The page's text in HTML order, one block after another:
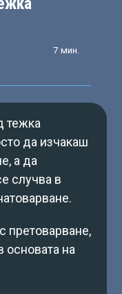
7 мин.
тежка
да изчакаш
а да
случва в
претоварване,
основата на